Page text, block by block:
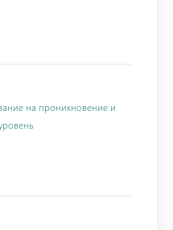
на проникновение и